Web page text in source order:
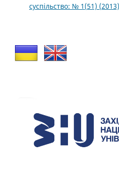
суспільство: № 1(51)